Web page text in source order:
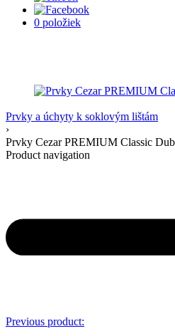
0 položiek
Prvky a úchyty k soklovým lištám
›
Prvky Cezar PREMIUM Classic
Product navigation
Previous product: